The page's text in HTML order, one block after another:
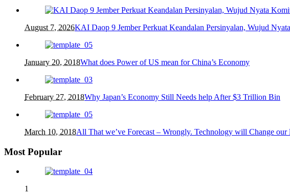
August 7, 2026KAI Daop 9 Jember Perkuat Keandalan Persinyalan, Wujud
January 20, 2018What does Power of US mean for China’s Economy
February 27, 2018Why Japan’s Economy Still Needs help After $3 Trillion Bin
March 10, 2018All That we’ve Forecast – Wrongly. Technology will Change our
Most Popular
1